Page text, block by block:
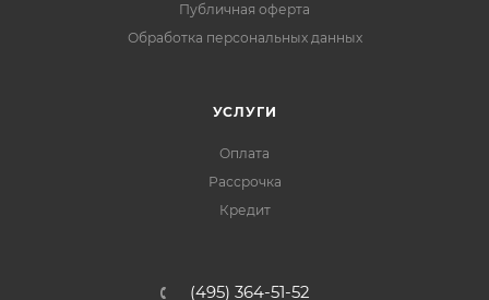
Публичная оферта
Обработка персональных данных
УСЛУГИ
Оплата
Рассрочка
Кредит
(495) 364-51-52